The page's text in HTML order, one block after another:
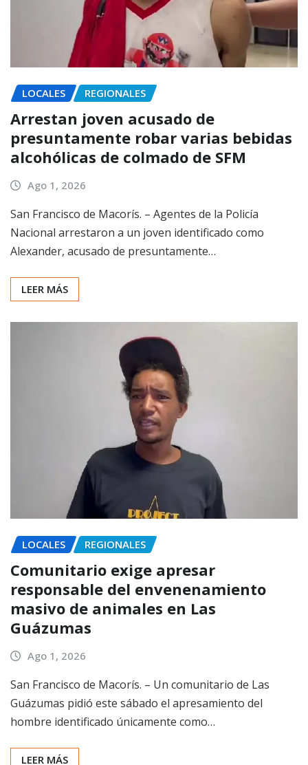
LOCALES REGIONALES
Arrestan joven acusado de
presuntamente robar varias bebidas
alcohólicas de colmado de SFM
Ago 1, 2026
San Francisco de Macorís. – Agentes de la Policía
Nacional arrestaron a un joven identificado como
Alexander, acusado de presuntamente…
LEER MÁS
LOCALES REGIONALES
Comunitario exige apresar
responsable del envenenamiento
masivo de animales en Las
Guázumas
Ago 1, 2026
San Francisco de Macorís. – Un comunitario de Las
Guázumas pidió este sábado el apresamiento del
hombre identificado únicamente como…
LEER MÁS